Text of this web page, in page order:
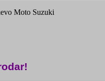
Moto Suzuki